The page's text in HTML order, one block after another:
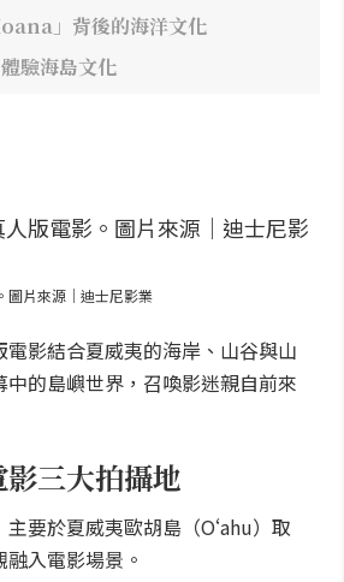
」背後的海洋文化
驗海島文化
圖片來源｜迪士尼影業
電影結合夏威夷的海岸、山谷與山
的島嶼世界，召喚影迷親自前來
三大拍攝地
要於夏威夷歐胡島（Oʻahu）取
入電影場景。